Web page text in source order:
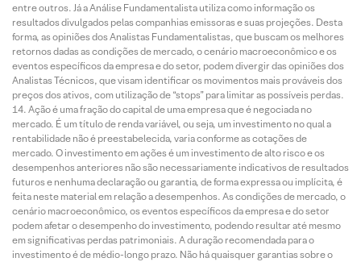
entre outros. Já a Análise Fundamentalista utiliza como informação os
resultados divulgados pelas companhias emissoras e suas projeções. Desta
forma, as opiniões dos Analistas Fundamentalistas, que buscam os melhores
retornos dadas as condições de mercado, o cenário macroeconômico e os
eventos específicos da empresa e do setor, podem divergir das opiniões dos
Analistas Técnicos, que visam identificar os movimentos mais prováveis dos
preços dos ativos, com utilização de “stops” para limitar as possíveis perdas.
Ação é uma fração do capital de uma empresa que é negociada no
mercado. É um título de renda variável, ou seja, um investimento no qual a
rentabilidade não é preestabelecida, varia conforme as cotações de
mercado. O investimento em ações é um investimento de alto risco e os
desempenhos anteriores não são necessariamente indicativos de resultados
futuros e nenhuma declaração ou garantia, de forma expressa ou implícita, é
feita neste material em relação a desempenhos. As condições de mercado, o
cenário macroeconômico, os eventos específicos da empresa e do setor
podem afetar o desempenho do investimento, podendo resultar até mesmo
em significativas perdas patrimoniais. A duração recomendada para o
investimento é de médio-longo prazo. Não há quaisquer garantias sobre o